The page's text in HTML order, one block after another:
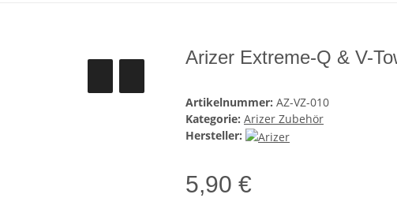
Arizer Extreme-Q & V-
Artikelnummer: AZ-VZ-010
Kategorie: Arizer Zubehör
Hersteller:
5,90 €